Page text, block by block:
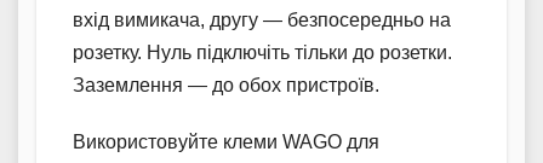
вхід вимикача, другу — безпосередньо на
розетку. Нуль підключіть тільки до розетки.
Заземлення — до обох пристроїв.
Використовуйте клеми WAGO для